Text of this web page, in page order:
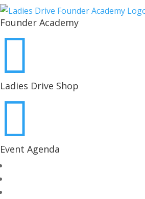
Founder Academy

Ladies Drive Shop

Event Agenda